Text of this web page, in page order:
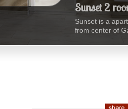
Sunset 2
Sunset is a
from center of